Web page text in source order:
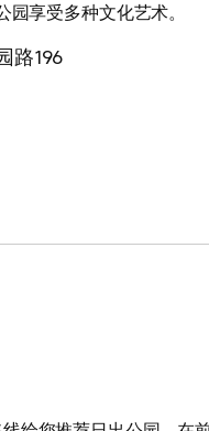
享受多种文化艺术。
路196